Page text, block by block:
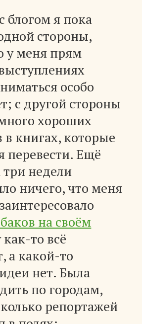
блогом я пока
стороны,
у меня прям
особо
с другой стороны
хороших
в книгах, которые
перевести. Ещё
три недели
ничего, что меня
на своём
то всё
а какой-то
нет. Была
по городам,
репортажей